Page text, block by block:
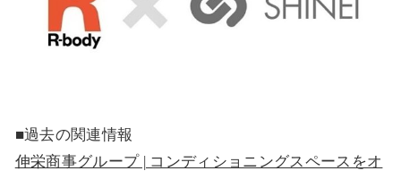
■過去の関連情報
伸栄商事グループ | コンディショニングスペースをオ